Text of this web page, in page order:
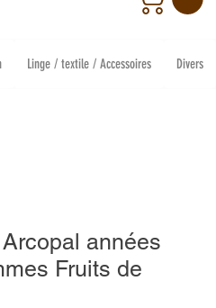
Linge / textile / Accessoires Divers
années
Fruits de